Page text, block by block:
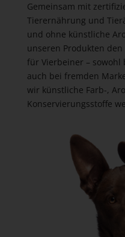
Gemeinsam mit
Tierernährung und
und ohne künstliche
unseren Produkten
für Vierbeiner – sowohl
auch bei fremden
wir künstliche Farb-,
Konservierungsstoffe